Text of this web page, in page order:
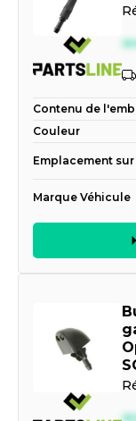
Contenu de
Couleur
Emplacement
Marque Véhicule